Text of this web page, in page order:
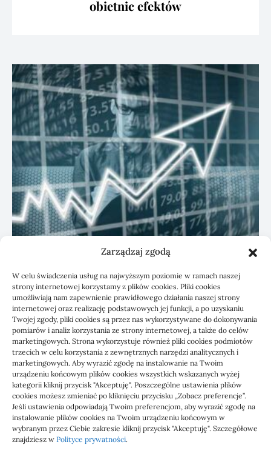
Zarządzaj zgodą
W celu świadczenia usług na najwyższym poziomie w ramach naszej
strony internetowej korzystamy z plików cookies. Pliki cookies
umożliwiają nam zapewnienie prawidłowego działania naszej strony
internetowej oraz realizację podstawowych jej funkcji, a po uzyskaniu
Twojej zgody, pliki cookies są przez nas wykorzystywane do dokonywania
pomiarów i analiz korzystania ze strony internetowej, a także do celów
marketingowych. Strona wykorzystuje również pliki cookies podmiotów
trzecich w celu korzystania z zewnętrznych narzędzi analitycznych i
marketingowych. Aby wyrazić zgodę na instalowanie na Twoim
urządzeniu końcowym plików cookies wszystkich wskazanych wyżej
kategorii kliknij przycisk "Akceptuję". Poszczególne ustawienia plików
cookies możesz zmieniać po kliknięciu przycisku „Zobacz preferencje”.
Jeśli ustawienia odpowiadają Twoim preferencjom, aby wyrazić zgodę na
instalowanie plików cookies na Twoim urządzeniu końcowym w
wybranym przez Ciebie zakresie kliknij przycisk "Akceptuję". Szczegółowe
znajdziesz w Polityce prywatności.
obietnic efektów
KSeF: przygotowanie sp. z o.o. z biurem
rachunkowym
1000 WIADOMOŚCI